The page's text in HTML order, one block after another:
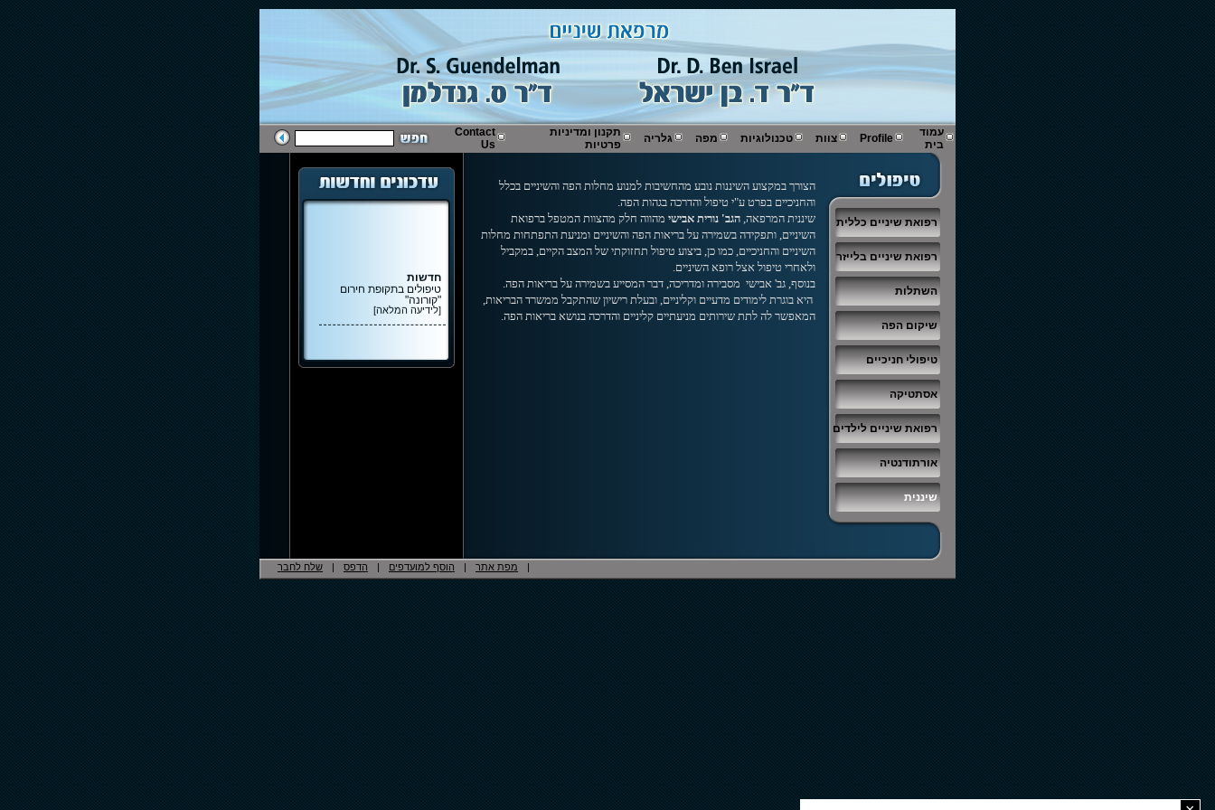
Contact
Us
תקנון ומדיניות
פרטיות
גלריה מפה טכנולוגיות צוות Profile
עמוד
בית
חדשות
טיפולים בתקופת חירום
"קורונה"
[לידיעה המלאה]
הצורך במקצוע השיננות נובע מהחשיבות למנוע מחלות הפה והשיניים בכלל
והחניכיים בפרט ע"י טיפול והדרכה בגהות הפה.
שיננית המרפאה, הגב' נורית אבישי מהווה חלק מהצוות המטפל ברפואת
השיניים, ותפקידה בשמירה על בריאות הפה והשיניים ומניעת התפתחות מחלות
השיניים והחניכיים, כמו כן, ביצוע טיפול תחזוקתי של המצב הקיים, במקביל
ולאחרי טיפול אצל רופא השיניים.
בנוסף, גב' אבישי מסבירה ומדריכה, דבר המסייע בשמירה על בריאות הפה.
היא בוגרת לימודים מדעיים וקליניים, ובעלת רישיון שהתקבל ממשרד הבריאות,
המאפשר לה לתת שירותים מניעתיים קליניים והדרכה בנושא בריאות הפה.
רפואת שיניים כללית
רפואת שיניים בלייזר
השתלות
שיקום הפה
טיפולי חניכיים
אסתטיקה
רפואת שיניים לילדים
אורתודנטיה
שיננית
שלח לחבר | הדפס | הוסף למועדפים | מפת אתר |